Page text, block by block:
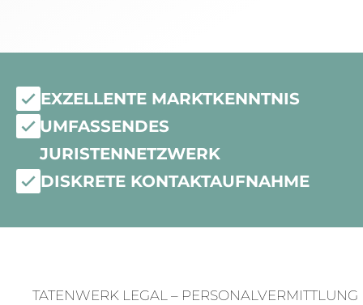
EXZELLENTE MARKTKENNTNIS
UMFASSENDES
JURISTENNETZWERK
DISKRETE KONTAKTAUFNAHME
TATENWERK LEGAL – PERSONALVERMITTLUNG